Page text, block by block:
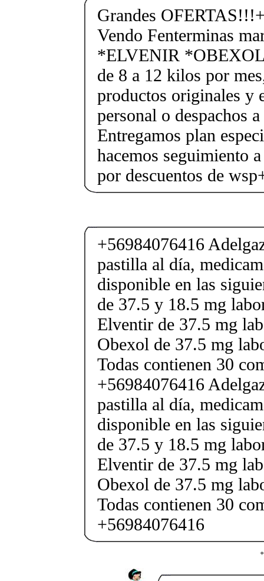
Grandes
Vendo Fenterminas
*ELVENIR
de 8 a 12 kilos por
productos originales y
personal o despachos
Entregamos plan
hacemos seguimiento
por descuentos de
+56984076416
pastilla al día,
disponible en las
de 37.5 y 18.5 mg
Elventir de 37.5 mg
Obexol de 37.5 mg
Todas contienen 30
+56984076416
pastilla al día,
disponible en las
de 37.5 y 18.5 mg
Elventir de 37.5 mg
Obexol de 37.5 mg
Todas contienen 30
+56984076416